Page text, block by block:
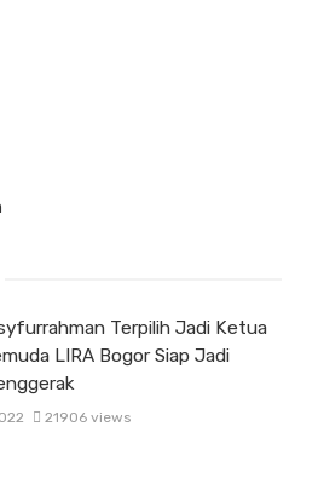
Terpilih Jadi Ketua
LIRA Bogor Siap Jadi
21906 views